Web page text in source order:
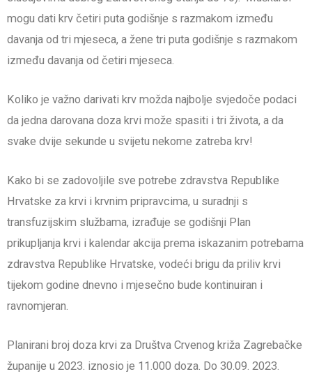
mogu dati krv četiri puta godišnje s razmakom između
davanja od tri mjeseca, a žene tri puta godišnje s razmakom
između davanja od četiri mjeseca.
Koliko je važno darivati krv možda najbolje svjedoče podaci
da jedna darovana doza krvi može spasiti i tri života, a da
svake dvije sekunde u svijetu nekome zatreba krv!
Kako bi se zadovoljile sve potrebe zdravstva Republike
Hrvatske za krvi i krvnim pripravcima, u suradnji s
transfuzijskim službama, izrađuje se godišnji Plan
prikupljanja krvi i kalendar akcija prema iskazanim potrebama
zdravstva Republike Hrvatske, vodeći brigu da priliv krvi
tijekom godine dnevno i mjesečno bude kontinuiran i
ravnomjeran.
Planirani broj doza krvi za Društva Crvenog križa Zagrebačke
županije u 2023. iznosio je 11.000 doza. Do 30.09. 2023.